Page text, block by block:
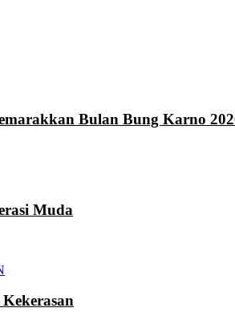
Bulan Bung Karno
Muda